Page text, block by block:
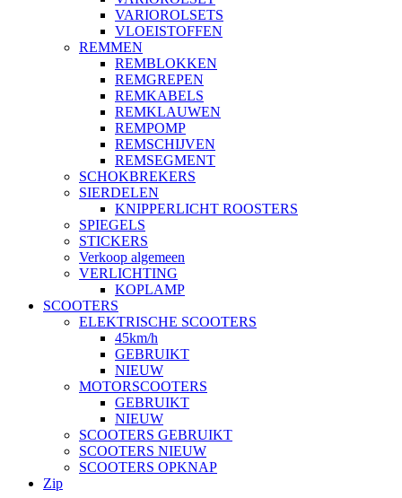
VARIOROLSETS
VLOEISTOFFEN
REMMEN
REMBLOKKEN
REMGREPEN
REMKABELS
REMKLAUWEN
REMPOMP
REMSCHIJVEN
REMSEGMENT
SCHOKBREKERS
SIERDELEN
KNIPPERLICHT ROOSTERS
SPIEGELS
STICKERS
Verkoop algemeen
VERLICHTING
KOPLAMP
SCOOTERS
ELEKTRISCHE SCOOTERS
45km/h
GEBRUIKT
NIEUW
MOTORSCOOTERS
GEBRUIKT
NIEUW
SCOOTERS GEBRUIKT
SCOOTERS NIEUW
SCOOTERS OPKNAP
Zip